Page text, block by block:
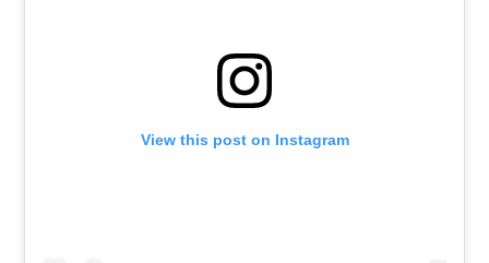
View this post on Instagram